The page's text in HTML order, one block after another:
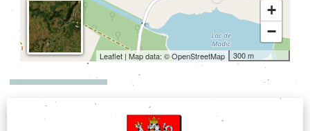
+
−
300 m
Leaflet | Map data: ©OpenStreetMap
MENTIONS LÉGALES